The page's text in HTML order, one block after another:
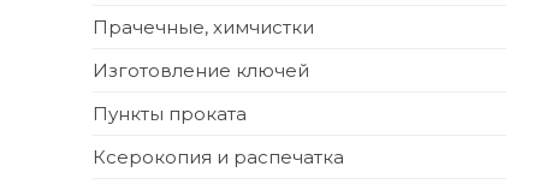
Прачечные, химчистки
Изготовление ключей
Пункты проката
Ксерокопия и распечатка